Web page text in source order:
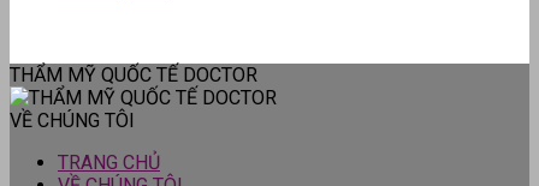
THẨM MỸ QUỐC TẾ DOCTOR
VỀ CHÚNG TÔI
TRANG CHỦ